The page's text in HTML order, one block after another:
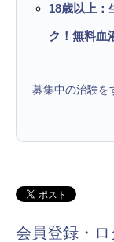
18歳以上：
ク！無料血
募集中の治験
会員登録・ロ